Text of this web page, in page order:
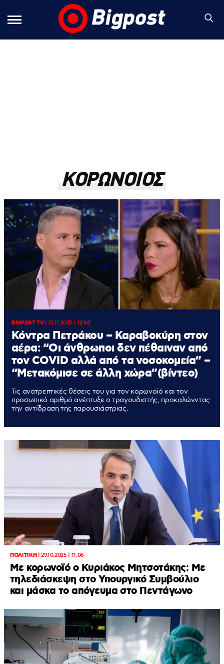
ΚΟΡΩΝΟΙΟΣ
BIGPOST TV|21.11.2025 | 12:48
Κόντρα Πετράκου – Καραβοκύρη στον
αέρα: “Οι άνθρωποι δεν πέθαιναν από
τον COVID αλλά από τα νοσοκομεία” –
“Μετακόμισε σε άλλη χώρα”(βίντεο)
Τις ανατρεπτικές θέσεις του για τον κορωνοϊό και τον
προσωπικό αριθμό ανέπτυξε ο τραγουδιστής, προκαλώνντας
την αντίδραση της παρουσιάστριας.
ΠΟΛΙΤΙΚΗ|29.10.2025 | 11:06
Με κορωνοϊό ο Κυριάκος Μητσοτάκης: Με
τηλεδιάσκεψη στο Υπουργικό Συμβούλιο
και μάσκα το απόγευμα στο Πεντάγωνο